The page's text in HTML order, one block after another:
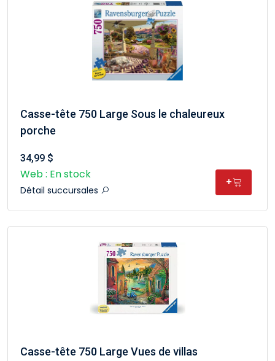
Casse-tête 750 Large Sous le chaleureux
porche
34,99 $
Web : En stock
Détail succursales
+
Casse-tête 750 Large Vues de villas